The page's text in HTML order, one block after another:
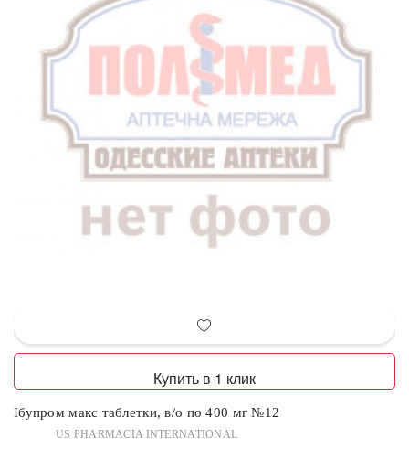
Купить в 1 клик
Ібупром макс таблетки, в/о по 400 мг №12
US PHARMACIA INTERNATIONAL